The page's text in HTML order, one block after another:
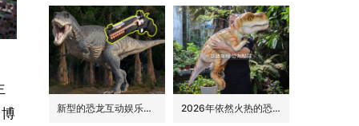
新型的恐龙互动娱乐设备/设施: 激光枪射击启动恐龙 2026年依然火热的恐龙手偶道具